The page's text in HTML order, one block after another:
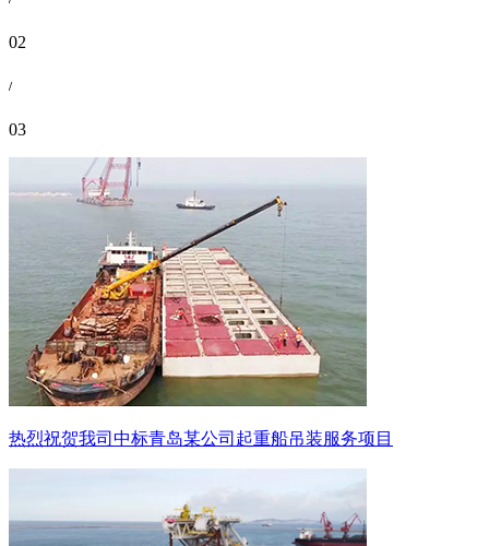
02
/
03
热烈祝贺我司中标青岛某公司起重船吊装服务项目